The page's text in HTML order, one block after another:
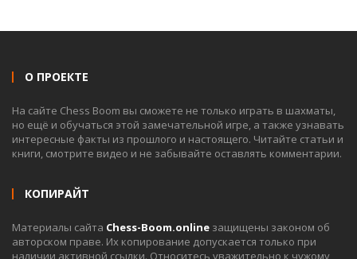
О ПРОЕКТЕ
На сайте Chess Boom вы сможете не только играть в шахматы,
но ещё и обучаться этой замечательной игре, а также узнавать
интересные факты из прошлого и настоящего. Читайте статьи и
книги, смотрите видео и не забывайте оставлять комментарии.
КОПИРАЙТ
Материалы сайта Chess-Boom.online защищены законом об
авторском праве. Их копирование допускается только при
наличии активной ссылки. Относитесь уважительно к чужому